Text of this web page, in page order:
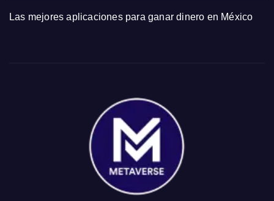
Las mejores aplicaciones para ganar dinero en México